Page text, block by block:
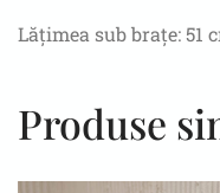
Lățimea sub brațe: 51
Produse